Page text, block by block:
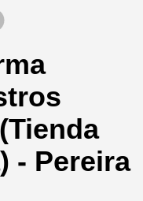
- Pereira